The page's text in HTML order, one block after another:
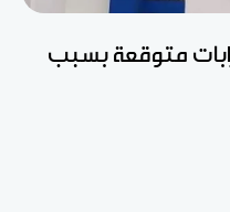
متوقعة بسبب